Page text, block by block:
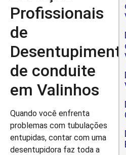
Profissionais
de
de conduite
em Valinhos
Quando você enfrenta
problemas com tubulações
entupidas, contar com uma
desentupidora faz toda a